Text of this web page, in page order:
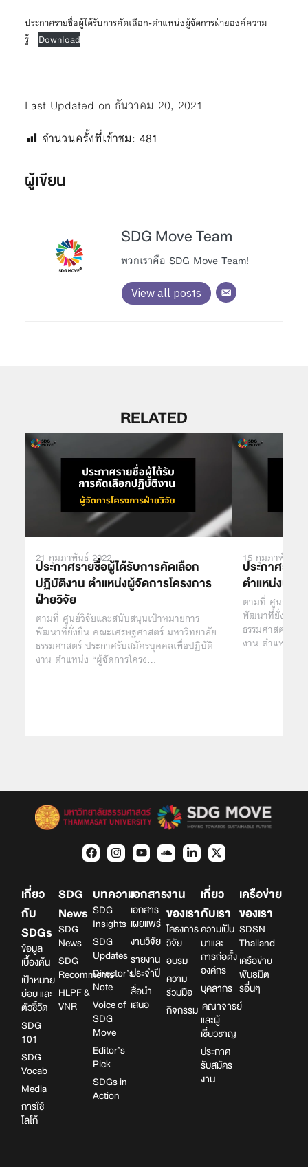
ประกาศรายชื่อผู้ได้รับการคัดเลือก-ตำแหน่งผู้จัดการฝ่ายองค์ความ
รู้
Download
Last Updated on ธันวาคม 20, 2021
จำนวนครั้งที่เข้าชม: 481
ผู้เขียน
SDG Move Team
พวกเราคือ SDG Move Team!
View all posts
RELATED
21 กุมภาพันธ์ 2022
ประกาศรายชื่อผู้ได้รับการคัดเลือก
ปฏิบัติงาน ตำแหน่งผู้จัดการโครงการ
ฝ่ายวิจัย
ตามที่ ศูนย์วิจัยและสนับสนุนเป้าหมายการ
พัฒนาที่ยั่งยืน คณะเศรษฐศาสตร์ มหาวิทยาลัย
ธรรมศาสตร์ ประกาศรับสมัครบุคคลเพื่อปฏิบัติ
งาน ตำแหน่ง “ผู้จัดการโครง…
15 กุมภาพันธ์
ประกาศรา
ตำแหน่งผู้จัด
ตามที่ ศูนย์วิจัย
พัฒนาที่ยั่งยืน ค
ธรรมศาสตร์ ป
งาน ตำแหน่ง “
เกี่ยว
กับ
SDGs
ข้อมูล
เบื้องต้น
เป้าหมาย
ย่อย และ
ตัวชี้วัด
SDG
101
SDG
Vocab
Media
การใช้
โลโก้
SDG
News
SDG
News
SDG
Recomments
HLPF &
VNR
บทความ
SDG
Insights
SDG
Updates
Director’s
Note
Voice of
SDG
Move
Editor’s
Pick
SDGs in
Action
เอกสาร
เอกสาร
เผยแพร่
งานวิจัย
รายงาน
ประจำปี
สื่อนำ
เสนอ
งาน
ของเรา
โครงการ
วิจัย
อบรม
ความ
ร่วมมือ
กิจกรรม
เกี่ยว
กับเรา
ความเป็น
มาและ
การก่อตั้ง
องค์กร
บุคลากร
คณาจารย์
และผู้
เชี่ยวชาญ
ประกาศ
รับสมัคร
งาน
เครือข่าย
ของเรา
SDSN
Thailand
เครือข่าย
พันธมิต
รอื่นๆ